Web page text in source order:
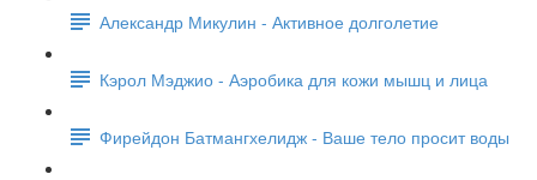
Александр Микулин - Активное долголетие
Кэрол Мэджио - Аэробика для кожи мышц и лица
Фирейдон Батмангхелидж - Ваше тело просит воды